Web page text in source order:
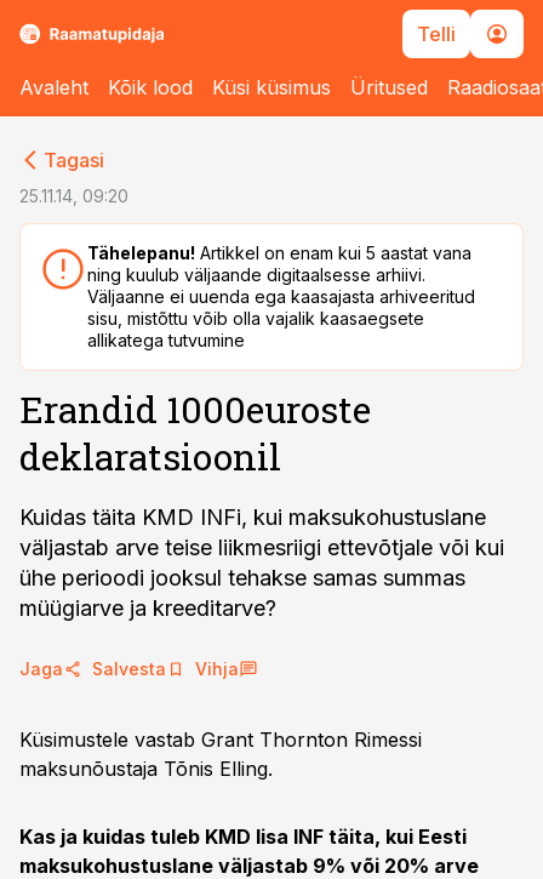
Telli
Avaleht Kõik lood Küsi küsimus Üritused
Tagasi
25.11.14, 09:20
Tähelepanu! Artikkel on enam kui 5 aastat vana
ning kuulub väljaande digitaalsesse arhiivi.
Väljaanne ei uuenda ega kaasajasta arhiveeritud
sisu, mistõttu võib olla vajalik kaasaegsete
allikatega tutvumine
Erandid 1000euroste
deklaratsioonil
Kuidas täita KMD INFi, kui maksukohustuslane
väljastab arve teise liikmesriigi ettevõtjale või kui
ühe perioodi jooksul tehakse samas summas
müügiarve ja kreeditarve?
Jaga Salvesta Vihja
Küsimustele vastab Grant Thornton Rimessi
maksunõustaja Tõnis Elling.
Kas ja kuidas tuleb KMD lisa INF täita, kui Eesti
maksukohustuslane väljastab 9% või 20% arve